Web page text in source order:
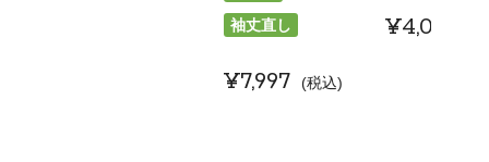
袖丈直し
¥7,997 税込
¥4,037